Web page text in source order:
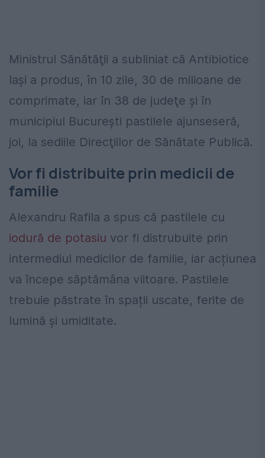
Ministrul Sănătăţii a subliniat că Antibiotice
Iaşi a produs, în 10 zile, 30 de milioane de
comprimate, iar în 38 de judeţe şi în
municipiul Bucureşti pastilele ajunseseră,
joi, la sediile Direcţiilor de Sănătate Publică.
Vor fi distribuite prin medicii de
familie
Alexandru Rafila a spus că pastilele cu
iodură de potasiu vor fi distrubuite prin
intermediul medicilor de familie, iar acțiunea
va începe săptămâna viitoare. Pastilele
trebuie păstrate în spații uscate, ferite de
lumină și umiditate.